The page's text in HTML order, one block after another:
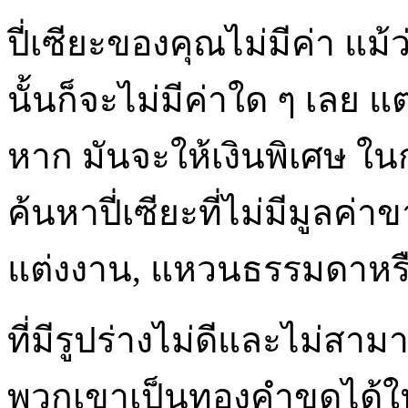
ปี่เซียะของคุณไม่มีค่า แม้
นั้นก็จะไม่มีค่าใด ๆ เลย
หาก มันจะให้เงินพิเศษ
ค้นหาปี่เซียะที่ไม่มีมูลค่า
แต่งงาน, แหวนธรรมดาห
ที่มีรูปร่างไม่ดีและไม่สา
พวกเขาเป็นทองคำขูดไ